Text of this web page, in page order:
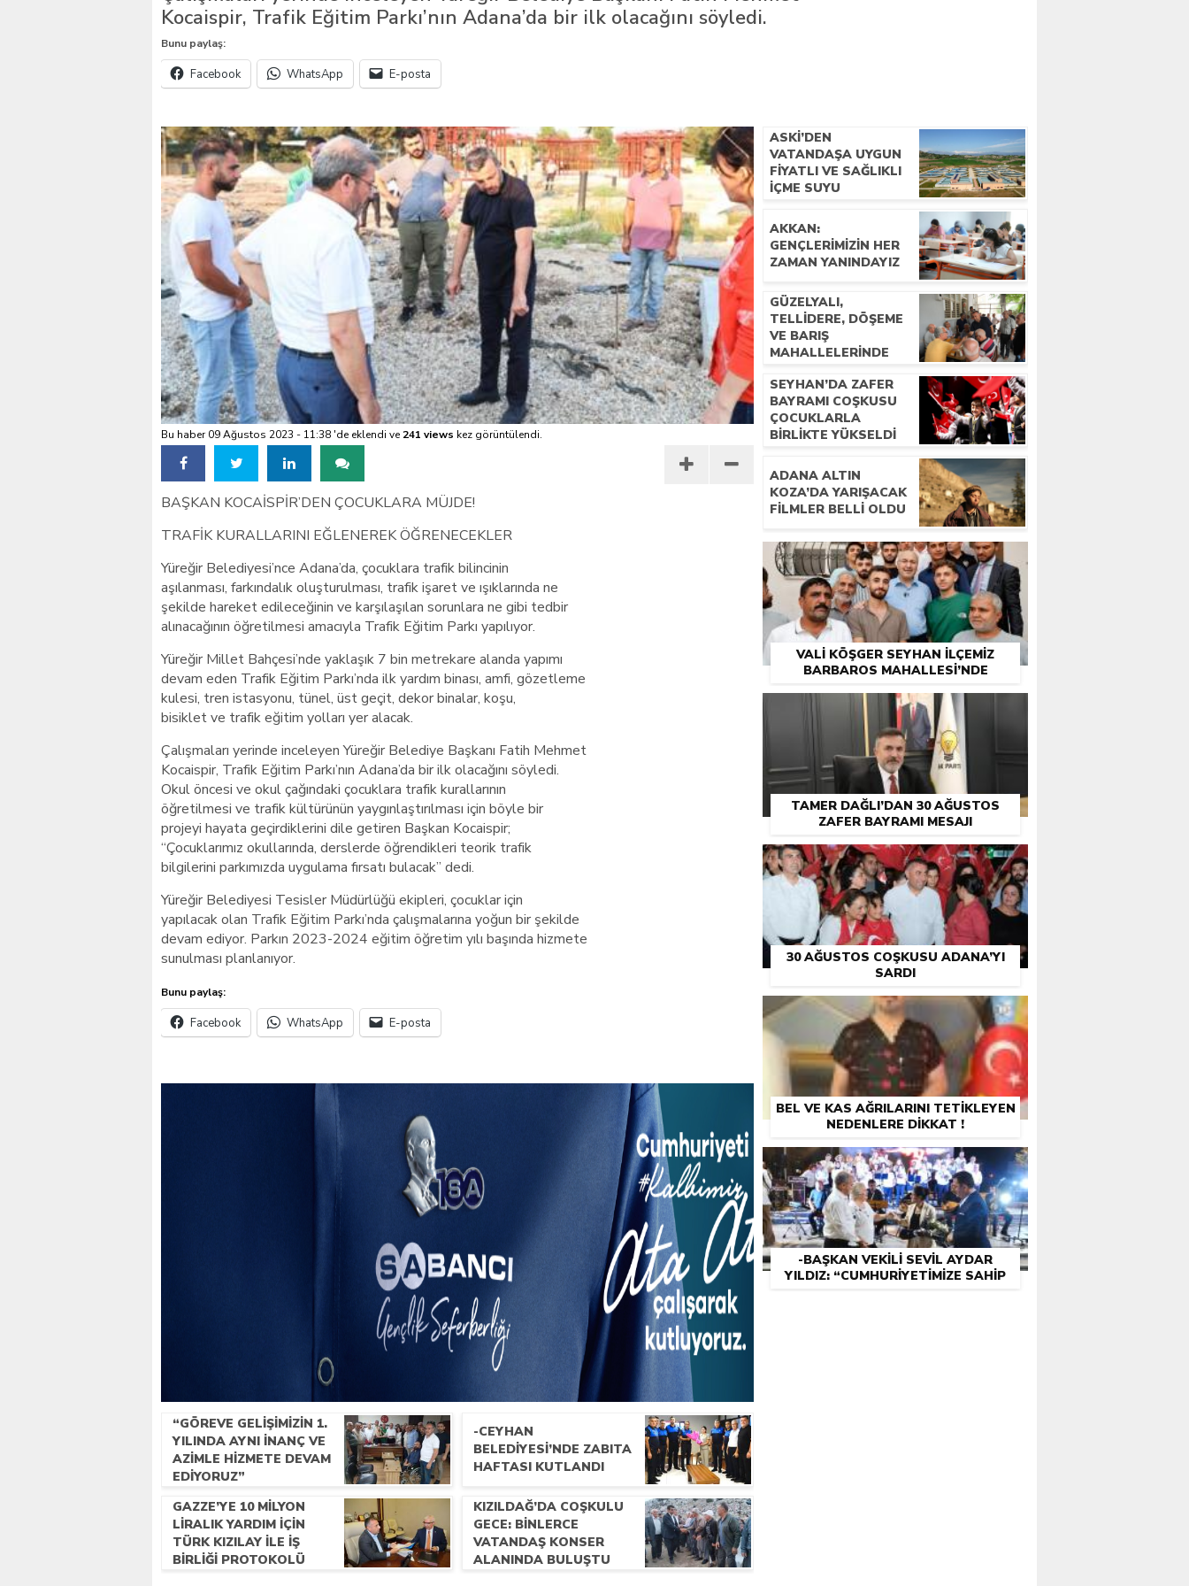
VALİ KÖŞGER SEYHAN İLÇEMİZ BARBAROS MAHALLESİ’NDE VATANDAŞLARLA BULUŞTU
Kocaispir, Trafik Eğitim Parkı’nın Adana’da bir ilk olacağını söyledi.
Bunu paylaş:
Facebook WhatsApp E-posta
Bu haber 09 Ağustos 2023 - 11:38 'de eklendi ve 241 views kez görüntülendi.
BAŞKAN KOCAİSPİR’DEN ÇOCUKLARA MÜJDE!
TRAFİK KURALLARINI EĞLENEREK ÖĞRENECEKLER
Yüreğir Belediyesi’nce Adana’da, çocuklara trafik bilincinin
aşılanması, farkındalık oluşturulması, trafik işaret ve ışıklarında ne
şekilde hareket edileceğinin ve karşılaşılan sorunlara ne gibi tedbir
alınacağının öğretilmesi amacıyla Trafik Eğitim Parkı yapılıyor.
Yüreğir Millet Bahçesi’nde yaklaşık 7 bin metrekare alanda yapımı
devam eden Trafik Eğitim Parkı’nda ilk yardım binası, amfi, gözetleme
kulesi, tren istasyonu, tünel, üst geçit, dekor binalar, koşu,
bisiklet ve trafik eğitim yolları yer alacak.
Çalışmaları yerinde inceleyen Yüreğir Belediye Başkanı Fatih Mehmet
Kocaispir, Trafik Eğitim Parkı’nın Adana’da bir ilk olacağını söyledi.
Okul öncesi ve okul çağındaki çocuklara trafik kurallarının
öğretilmesi ve trafik kültürünün yaygınlaştırılması için böyle bir
projeyi hayata geçirdiklerini dile getiren Başkan Kocaispir;
“Çocuklarımız okullarında, derslerde öğrendikleri teorik trafik
bilgilerini parkımızda uygulama fırsatı bulacak” dedi.
Yüreğir Belediyesi Tesisler Müdürlüğü ekipleri, çocuklar için
yapılacak olan Trafik Eğitim Parkı’nda çalışmalarına yoğun bir şekilde
devam ediyor. Parkın 2023-2024 eğitim öğretim yılı başında hizmete
sunulması planlanıyor.
Bunu paylaş:
Facebook WhatsApp E-posta
“GÖREVE GELIŞIMIZIN 1.
YILINDA AYNI INANÇ VE
AZIMLE HIZMETE DEVAM
EDIYORUZ”
-CEYHAN
BELEDIYESI’NDE ZABITA
HAFTASI KUTLANDI
GAZZE’YE 10 MILYON
LIRALIK YARDIM IÇIN
TÜRK KIZILAY ILE IŞ
BIRLIĞI PROTOKOLÜ
KIZILDAĞ’DA COŞKULU
GECE: BINLERCE
VATANDAŞ KONSER
ALANINDA BULUŞTU
ASKİ’DEN
VATANDAŞA UYGUN
FIYATLI VE SAĞLIKLI
IÇME SUYU
AKKAN:
GENÇLERIMIZIN HER
ZAMAN YANINDAYIZ
GÜZELYALI,
TELLIDERE, DÖŞEME
VE BARIŞ
MAHALLELERINDE
SEYHAN’DA ZAFER
BAYRAMI COŞKUSU
ÇOCUKLARLA
BIRLIKTE YÜKSELDI
ADANA ALTIN
KOZA’DA YARIŞACAK
FILMLER BELLI OLDU
VALİ KÖŞGER SEYHAN İLÇEMİZ
BARBAROS MAHALLESİ’NDE
TAMER DAĞLI’DAN 30 AĞUSTOS
ZAFER BAYRAMI MESAJI
30 AĞUSTOS COŞKUSU ADANA’YI
SARDI
BEL VE KAS AĞRILARINI TETİKLEYEN
NEDENLERE DİKKAT !
-BAŞKAN VEKILI SEVIL AYDAR
YILDIZ: “CUMHURIYETIMIZE SAHIP